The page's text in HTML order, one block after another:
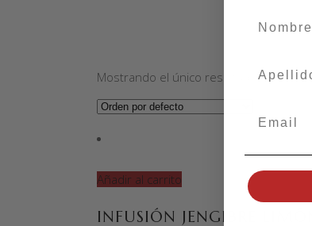
Mostrando el único resultado
Añadir al carrito
INFUSIÓN JENGIBRE LIMÓN